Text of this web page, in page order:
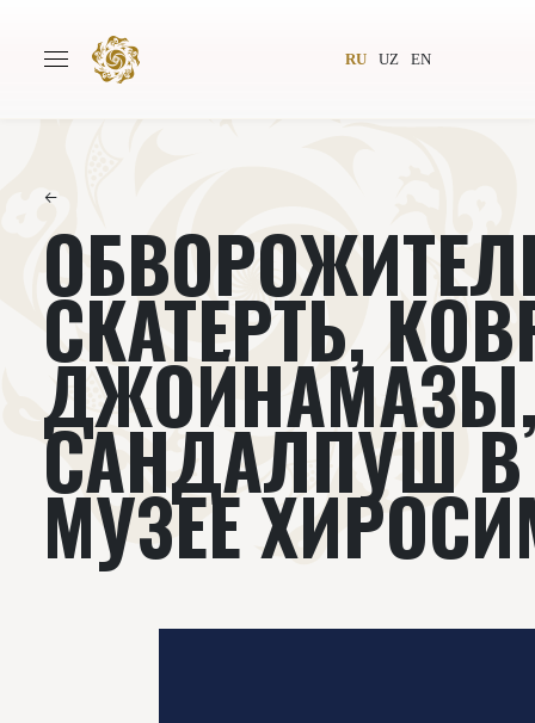
RU UZ EN
Всемирное общество
Издательство
Проекты Подкасты
Книги Видеолекторий
←
СКАТЕРТЬ,
САНДАЛПУШ В
МУЗЕЕ